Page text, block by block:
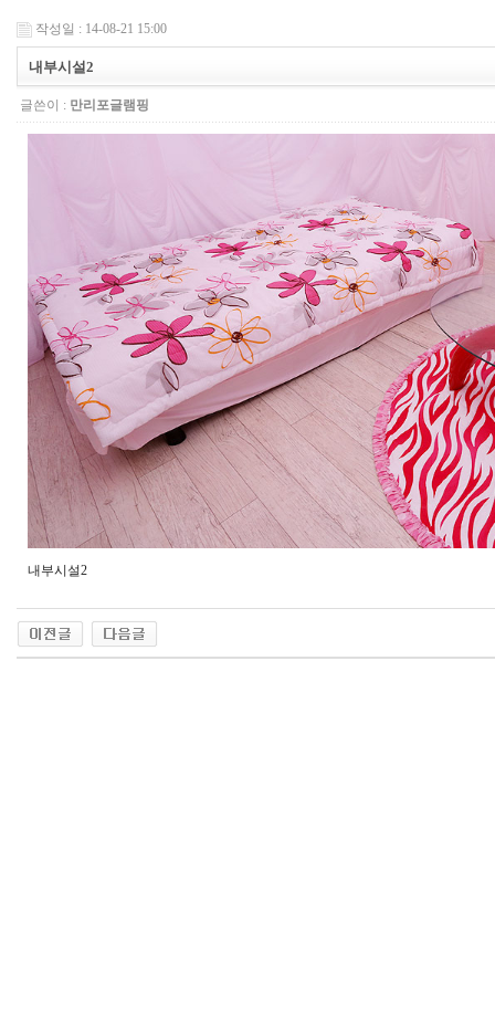
작성일 : 14-08-21 15:00
내부시설2
글쓴이 : 만리포글램핑
내부시설2